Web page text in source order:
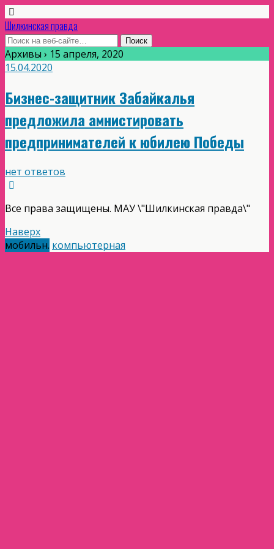
Шилкинская правда
Архивы › 15 апреля, 2020
15.04.2020
Бизнес-защитник Забайкалья
предложила амнистировать
предпринимателей к юбилею Победы
нет ответов
Все права защищены. МАУ \"Шилкинская правда\"
Наверх
мобильн. компьютерная